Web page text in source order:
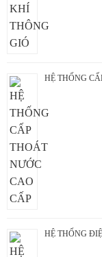
HỆ THỐNG
HỆ THỐNG